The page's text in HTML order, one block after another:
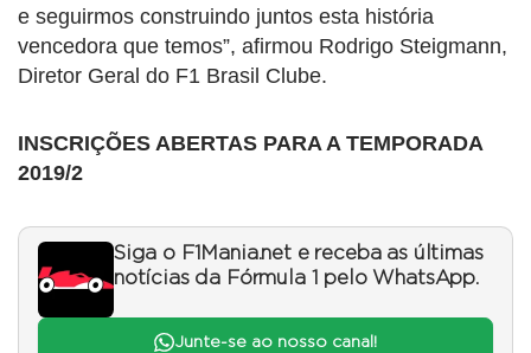
e seguirmos construindo juntos esta história
vencedora que temos”, afirmou Rodrigo Steigmann,
Diretor Geral do F1 Brasil Clube.
INSCRIÇÕES ABERTAS PARA A TEMPORADA
2019/2
Siga o F1Mania.net e receba as últimas
notícias da Fórmula 1 pelo WhatsApp.
Junte-se ao nosso canal!